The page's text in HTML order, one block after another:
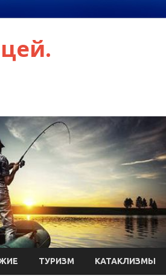
ТУРИЗМ КАТАКЛИЗМЫ